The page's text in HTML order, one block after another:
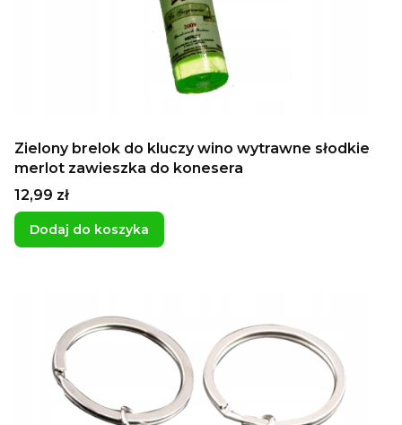
Zielony brelok do kluczy wino wytrawne słodkie
merlot zawieszka do konesera
Cena
12,99 zł
Dodaj do koszyka